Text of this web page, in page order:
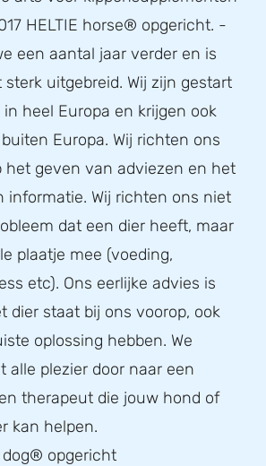
HELTIE horse® opgericht. -
een aantal jaar verder en is
uitgebreid. Wij zijn gestart
heel Europa en krijgen ook
Europa. Wij richten ons
het geven van adviezen en het
informatie. Wij richten ons niet
dat een dier heeft, maar
plaatje mee (voeding,
etc). Ons eerlijke advies is
dier staat bij ons voorop, ook
oplossing hebben. We
alle plezier door naar een
therapeut die jouw hond of
kan helpen.
dog® opgericht